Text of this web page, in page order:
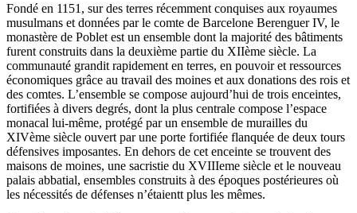
Fondé en 1151, sur des terres récemment conquises aux royaumes
musulmans et données par le comte de Barcelone Berenguer IV, le
monastère de Poblet est un ensemble dont la majorité des bâtiments
furent construits dans la deuxième partie du XIIème siècle. La
communauté grandit rapidement en terres, en pouvoir et ressources
économiques grâce au travail des moines et aux donations des rois et
des comtes. L’ensemble se compose aujourd’hui de trois enceintes,
fortifiées à divers degrés, dont la plus centrale compose l’espace
monacal lui-même, protégé par un ensemble de murailles du
XIVème siècle ouvert par une porte fortifiée flanquée de deux tours
défensives imposantes. En dehors de cet enceinte se trouvent des
maisons de moines, une sacristie du XVIIIeme siècle et le nouveau
palais abbatial, ensembles construits à des époques postérieures où
les nécessités de défenses n’étaientt plus les mêmes.